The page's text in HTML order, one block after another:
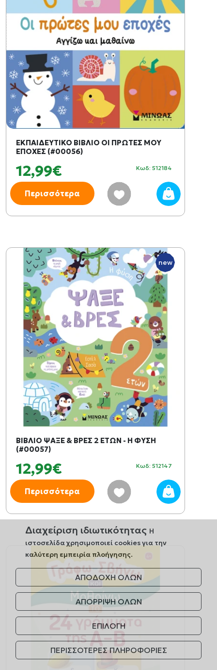
ΕΚΠΑΙΔΕΥΤΙΚΟ ΒΙΒΛΙΟ ΟΙ ΠΡΩΤΕΣ ΜΟΥ
ΕΠΟΧΕΣ (#00056)
12,99€ Κωδ: 512184
Περισσότερα
new
ΒΙΒΛΙΟ ΨΑΞΕ & ΒΡΕΣ 2 ΕΤΩΝ - Η ΦΥΣΗ
(#00057)
12,99€ Κωδ: 512147
Περισσότερα
Διαχείριση ιδιωτικότητας Η
ιστοσελίδα χρησιμοποιεί cookies για την
καλύτερη εμπειρία πλοήγησης.
ΑΠΟΔΟΧΗ ΟΛΩΝ
ΑΠΟΡΡΙΨΗ ΟΛΩΝ
ΕΠΙΛΟΓΗ
ΠΕΡΙΣΣΟΤΕΡΕΣ ΠΛΗΡΟΦΟΡΙΕΣ